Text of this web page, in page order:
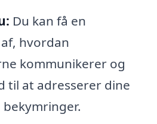
Du kan få en
hvordan
kommunikerer og
til at adresserer dine